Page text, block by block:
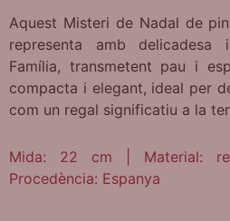
Aquest Misteri de Nadal de
representa amb
Família, transmetent pau i
compacta i elegant, ideal per
com un regal significatiu a la
Mida: 22 cm | Material:
Procedència: Espanya